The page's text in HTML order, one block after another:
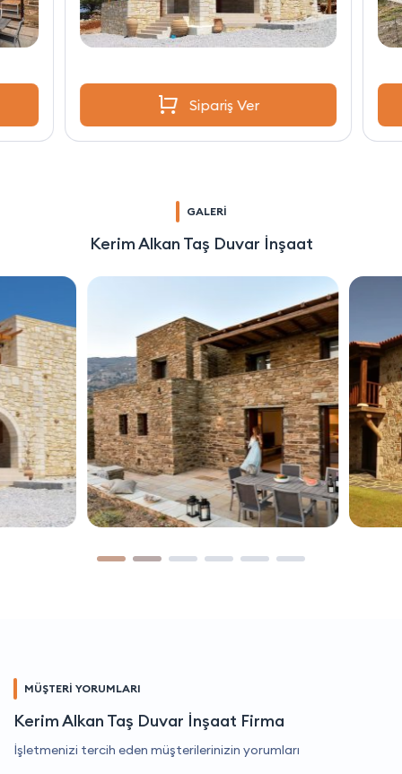
Sipariş Ver
GALERİ
Kerim Alkan Taş Duvar İnşaat
MÜŞTERİ YORUMLARI
Kerim Alkan Taş Duvar İnşaat Firma
İşletmenizi tercih eden müşterilerinizin yorumları